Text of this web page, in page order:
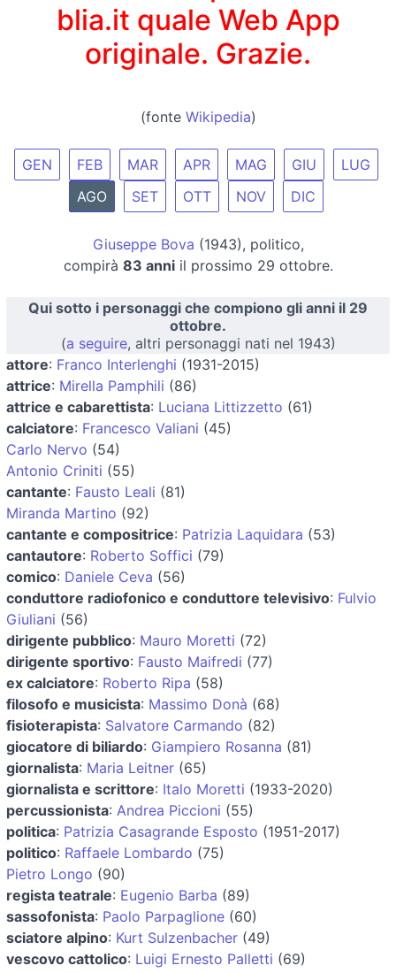
blia.it quale Web App
originale. Grazie.
(fonte Wikipedia)
GEN FEB MAR APR MAG GIU
LUG
AGO
SET OTT NOV DIC
Giuseppe Bova (1943), politico,
compirà 83 anniil prossimo 29 ottobre.
Qui sotto i personaggi che compiono gli anni il 29
ottobre.
(a seguire, altri personaggi nati nel 1943)
attore: Franco Interlenghi (1931-2015)
attrice: Mirella Pamphili (86)
attrice e cabarettista: Luciana Littizzetto (61)
calciatore: Francesco Valiani (45)
Carlo Nervo (54)
Antonio Criniti (55)
cantante: Fausto Leali (81)
Miranda Martino (92)
cantante e compositrice: Patrizia Laquidara (53)
cantautore: Roberto Soffici (79)
comico: Daniele Ceva (56)
conduttore radiofonico e conduttore televisivo: Fulvio
Giuliani (56)
dirigente pubblico: Mauro Moretti (72)
dirigente sportivo: Fausto Maifredi (77)
ex calciatore: Roberto Ripa (58)
filosofo e musicista: Massimo Donà (68)
fisioterapista: Salvatore Carmando (82)
giocatore di biliardo: Giampiero Rosanna (81)
giornalista: Maria Leitner (65)
giornalista e scrittore: Italo Moretti (1933-2020)
percussionista: Andrea Piccioni (55)
politica: Patrizia Casagrande Esposto (1951-2017)
politico: Raffaele Lombardo (75)
Pietro Longo (90)
regista teatrale: Eugenio Barba (89)
sassofonista: Paolo Parpaglione (60)
sciatore alpino: Kurt Sulzenbacher (49)
vescovo cattolico: Luigi Ernesto Palletti (69)